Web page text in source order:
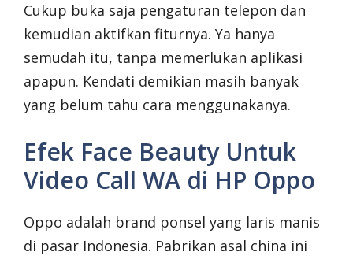
Cukup buka saja pengaturan telepon dan
kemudian aktifkan fiturnya. Ya hanya
semudah itu, tanpa memerlukan aplikasi
apapun. Kendati demikian masih banyak
yang belum tahu cara menggunakanya.
Efek Face Beauty Untuk
Video Call WA di HP Oppo
Oppo adalah brand ponsel yang laris manis
di pasar Indonesia. Pabrikan asal china ini